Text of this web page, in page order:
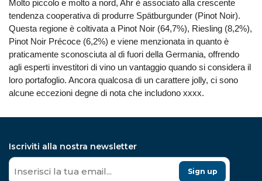
Molto piccolo e molto a nord, Ahr è associato alla crescente
tendenza cooperativa di produrre Spätburgunder (Pinot Noir).
Questa regione è coltivata a Pinot Noir (64,7%), Riesling (8,2%),
Pinot Noir Précoce (6,2%) e viene menzionata in quanto è
praticamente sconosciuta al di fuori della Germania, offrendo
agli esperti investitori di vino un vantaggio quando si considera il
loro portafoglio. Ancora qualcosa di un carattere jolly, ci sono
alcune eccezioni degne di nota che includono xxxx.
Iscriviti alla nostra newsletter
Sign up